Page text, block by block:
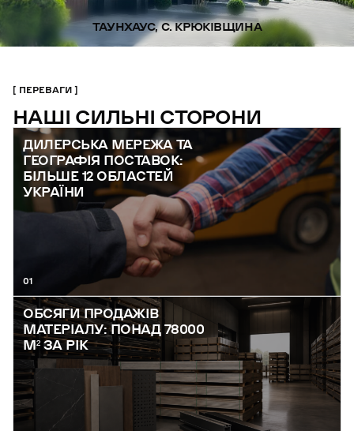
ТАУНХАУС, С. КРЮКІВЩИНА
ПЕРЕВАГИ
НАШІ СИЛЬНІ СТОРОНИ
ДИЛЕРСЬКА МЕРЕЖА ТА
ГЕОГРАФІЯ ПОСТАВОК:
БІЛЬШЕ 12 ОБЛАСТЕЙ
УКРАЇНИ
01
ОБСЯГИ ПРОДАЖІВ
МАТЕРІАЛУ: ПОНАД 78000
М² ЗА РІК